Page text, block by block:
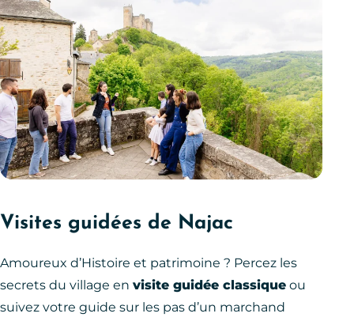
Visites guidées de Najac
Amoureux d’Histoire et patrimoine ? Percez les
secrets du village en visite guidée classique ou
suivez votre guide sur les pas d’un marchand